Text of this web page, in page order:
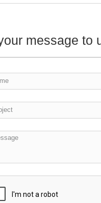
message to